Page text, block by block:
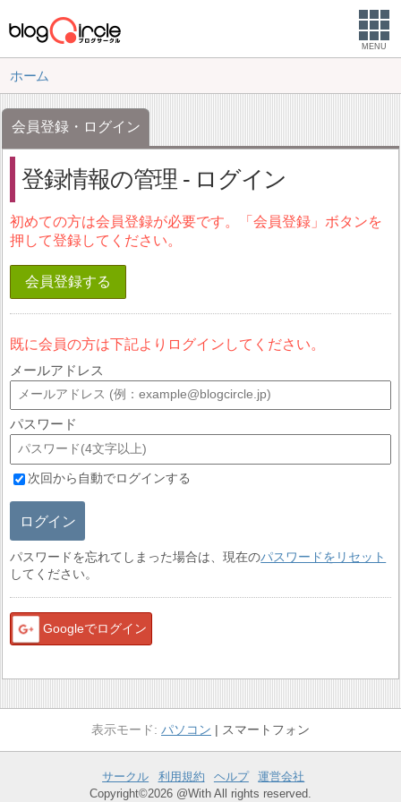
MENU
ホーム
会員登録・ログイン
登録情報の管理 - ログイン
初めての方は会員登録が必要です。「会員登録」ボタンを
押して登録してください。
会員登録する
既に会員の方は下記よりログインしてください。
メールアドレス
パスワード
次回から自動でログインする
ログイン
パスワードを忘れてしまった場合は、現在のパスワードをリセット
してください。
Googleでログイン
パソコン スマートフォン
サークル 利用規約 ヘルプ
運営会社
Copyright©2026 @With All rights reserved.